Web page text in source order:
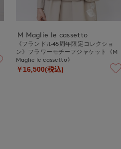
M Maglie le cassetto
《フランドル45周年限定コレクショ
ン》フラワーモチーフジャケット《M
Maglie le cassetto》
￥16,500(税込)